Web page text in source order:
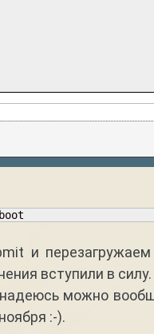
и
вступили в силу.
можно
:-).